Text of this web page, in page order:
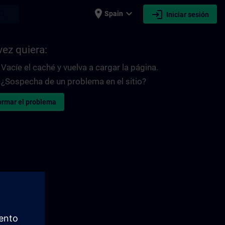
place Spain expand_more login Iniciar sesión
quiera:
Vacíe el caché y vuelva a cargar la página.
¿Sospecha de un problema en el sitio?
el problema